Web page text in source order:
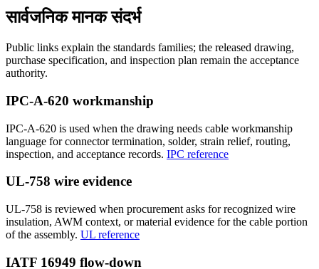
सार्वजनिक मानक संदर्भ
Public links explain the standards families; the released drawing,
purchase specification, and inspection plan remain the acceptance
authority.
IPC-A-620 workmanship
IPC-A-620 is used when the drawing needs cable workmanship
language for connector termination, solder, strain relief, routing,
inspection, and acceptance records. IPC reference
UL-758 wire evidence
UL-758 is reviewed when procurement asks for recognized wire
insulation, AWM context, or material evidence for the cable portion
of the assembly. UL reference
IATF 16949 flow-down